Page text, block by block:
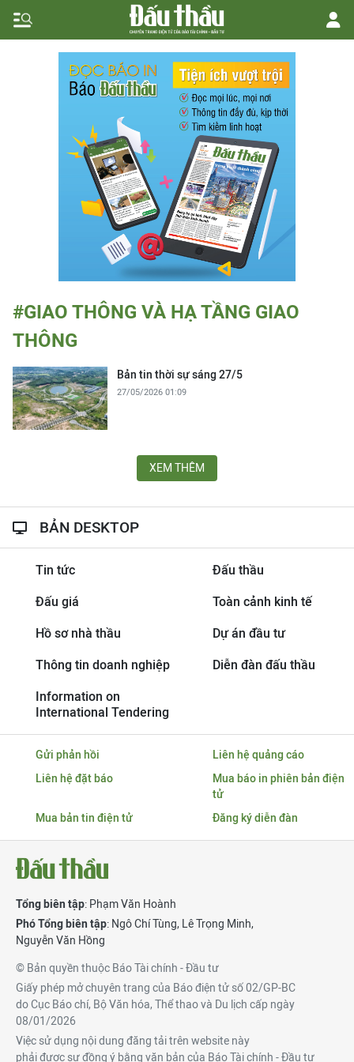
#GIAO THÔNG VÀ HẠ TẦNG GIAO
THÔNG
Bản tin thời sự sáng 27/5
27/05/2026 01:09
XEM THÊM
BẢN DESKTOP
Tin tức Đấu thầu
Đấu giá Toàn cảnh kinh tế
Hồ sơ nhà thầu Dự án đầu tư
Thông tin doanh nghiệp Diễn đàn đấu thầu
Information on
International Tendering
Gửi phản hồi
Liên hệ quảng cáo
Liên hệ đặt báo
Mua báo in phiên bản điện
tử
Mua bản tin điện tử
Đăng ký diễn đàn
Tổng biên tập: Phạm Văn Hoành
Phó Tổng biên tập: Ngô Chí Tùng, Lê Trọng Minh,
Nguyễn Văn Hồng
© Bản quyền thuộc Báo Tài chính - Đầu tư
Giấy phép mở chuyên trang của Báo điện tử số 02/GP-BC
do Cục Báo chí, Bộ Văn hóa, Thể thao và Du lịch cấp ngày
08/01/2026
Việc sử dụng nội dung đăng tải trên website này
phải được sự đồng ý bằng văn bản của Báo Tài chính - Đầu tư